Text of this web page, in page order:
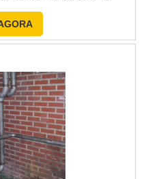
poderá encontrar
orientação técnica e
SOBRE A
competê...